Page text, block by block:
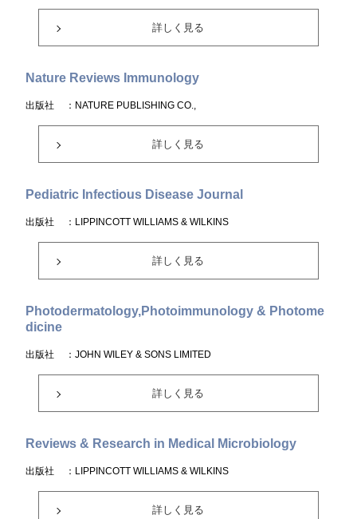
詳しく見る
Nature Reviews Immunology
出版社 ：NATURE PUBLISHING CO.,
詳しく見る
Pediatric Infectious Disease Journal
出版社 ：LIPPINCOTT WILLIAMS & WILKINS
詳しく見る
Photodermatology,Photoimmunology & Photome
dicine
出版社 ：JOHN WILEY & SONS LIMITED
詳しく見る
Reviews & Research in Medical Microbiology
出版社 ：LIPPINCOTT WILLIAMS & WILKINS
詳しく見る